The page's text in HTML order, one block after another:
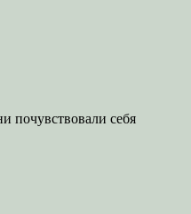
почувствовали себя